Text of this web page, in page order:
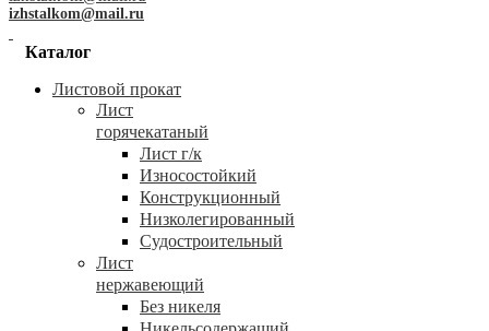
izhstalkom@mail.ru
Каталог
Листовой прокат
Лист
горячекатаный
Лист г/к
Износостойкий
Конструкционный
Низколегированный
Судостроительный
Лист
нержавеющий
Без никеля